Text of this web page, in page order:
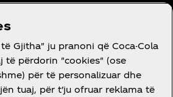
Gjitha" ju pranoni që Coca-Cola
të përdorin "cookies" (ose
për të personalizuar dhe
tuaj, për t'ju ofruar reklama të